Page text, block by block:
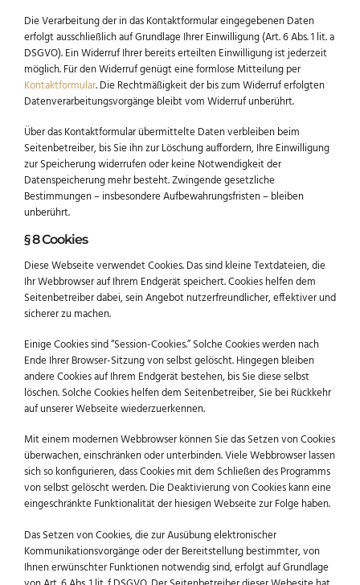
Die Verarbeitung der in das Kontaktformular eingegebenen Daten
erfolgt ausschließlich auf Grundlage Ihrer Einwilligung (Art. 6 Abs. 1 lit. a
DSGVO). Ein Widerruf Ihrer bereits erteilten Einwilligung ist jederzeit
möglich. Für den Widerruf genügt eine formlose Mitteilung per
Kontaktformular. Die Rechtmäßigkeit der bis zum Widerruf erfolgten
Datenverarbeitungsvorgänge bleibt vom Widerruf unberührt.
Über das Kontaktformular übermittelte Daten verbleiben beim
Seitenbetreiber, bis Sie ihn zur Löschung auffordern, Ihre Einwilligung
zur Speicherung widerrufen oder keine Notwendigkeit der
Datenspeicherung mehr besteht. Zwingende gesetzliche
Bestimmungen – insbesondere Aufbewahrungsfristen – bleiben
unberührt.
§ 8 Cookies
Diese Webseite verwendet Cookies. Das sind kleine Textdateien, die
Ihr Webbrowser auf Ihrem Endgerät speichert. Cookies helfen dem
Seitenbetreiber dabei, sein Angebot nutzerfreundlicher, effektiver und
sicherer zu machen.
Einige Cookies sind “Session-Cookies.” Solche Cookies werden nach
Ende Ihrer Browser-Sitzung von selbst gelöscht. Hingegen bleiben
andere Cookies auf Ihrem Endgerät bestehen, bis Sie diese selbst
löschen. Solche Cookies helfen dem Seitenbetreiber, Sie bei Rückkehr
auf unserer Webseite wiederzuerkennen.
Mit einem modernen Webbrowser können Sie das Setzen von Cookies
überwachen, einschränken oder unterbinden. Viele Webbrowser lassen
sich so konfigurieren, dass Cookies mit dem Schließen des Programms
von selbst gelöscht werden. Die Deaktivierung von Cookies kann eine
eingeschränkte Funktionalität der hiesigen Webseite zur Folge haben.
Das Setzen von Cookies, die zur Ausübung elektronischer
Kommunikationsvorgänge oder der Bereitstellung bestimmter, von
Ihnen erwünschter Funktionen notwendig sind, erfolgt auf Grundlage